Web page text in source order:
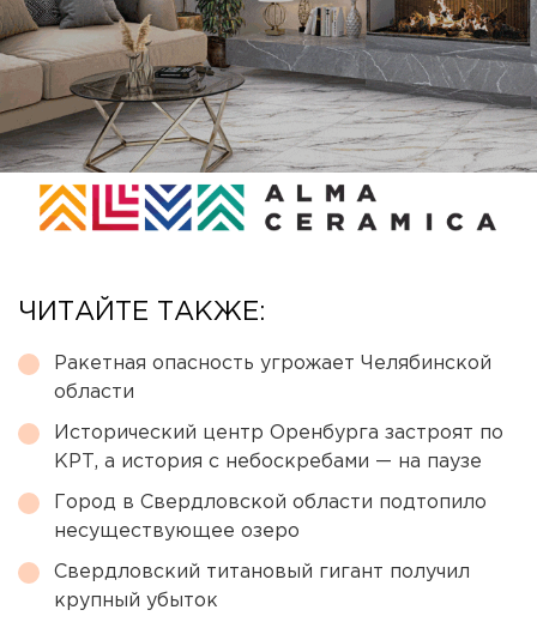
ЧИТАЙТЕ ТАКЖЕ:
Ракетная опасность угрожает Челябинской
области
Исторический центр Оренбурга застроят по
КРТ, а история с небоскребами — на паузе
Город в Свердловской области подтопило
несуществующее озеро
Свердловский титановый гигант получил
крупный убыток